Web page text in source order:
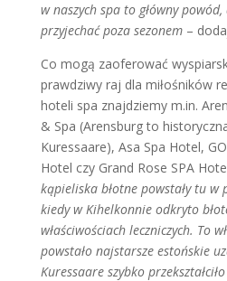
w naszych spa to główny
przyjechać poza sezonem –
Co mogą zaoferować
prawdziwy raj dla miłośników
hoteli spa znajdziemy m.in.
& Spa (Arensburg to
Kuressaare), Asa Spa Hotel,
Hotel czy Grand Rose SPA
kąpieliska błotne powstały tu w
kiedy w Kihelkonnie odkryto
właściwościach leczniczych. To
powstało najstarsze estońskie
Kuressaare szybko